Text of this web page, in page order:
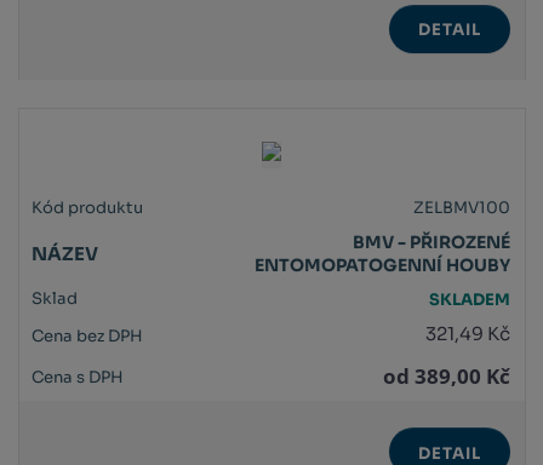
DETAIL
ZELBMV100
BMV - PŘIROZENÉ
ENTOMOPATOGENNÍ HOUBY
SKLADEM
321,49 Kč
od389,00 Kč
DETAIL